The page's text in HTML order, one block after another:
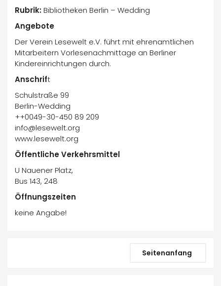
Rubrik:Bibliotheken Berlin – Wedding
Angebote
Der Verein Lesewelt e.V. führt mit ehrenamtlichen
Mitarbeitern Vorlesenachmittage an Berliner
Kindereinrichtungen durch.
Anschrift
Schulstraße 99
Berlin-Wedding
++0049-30-450 89 209
info@lesewelt.org
www.lesewelt.org
Öffentliche Verkehrsmittel
U Nauener Platz,
Bus 143, 248
Öffnungszeiten
keine Angabe!
Seitenanfang